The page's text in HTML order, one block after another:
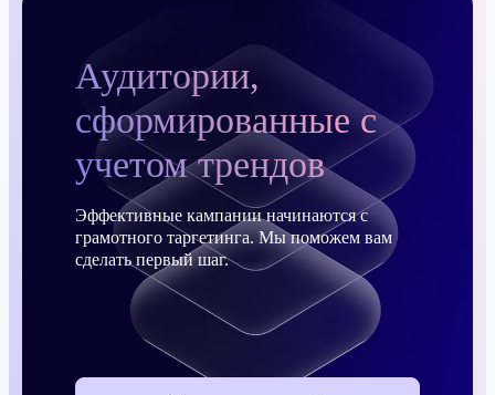
Аудитории,
сформированные с
учетом трендов
Эффективные кампании начинаются с
грамотного таргетинга. Мы поможем вам
сделать первый шаг.